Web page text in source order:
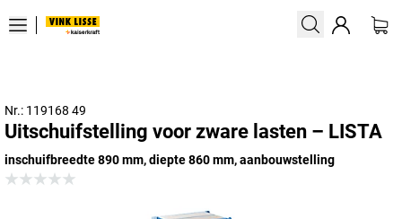
Nr.: 119168 49
Uitschuifstelling voor zware lasten – LISTA
inschuifbreedte 890 mm, diepte 860 mm, aanbouwstelling